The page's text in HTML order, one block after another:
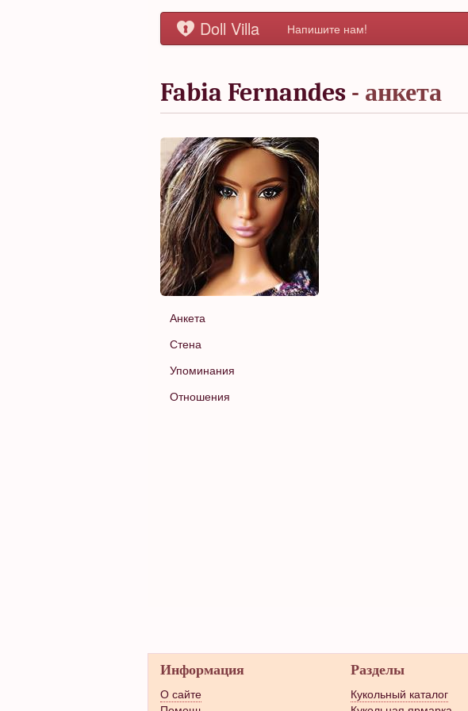
Doll Villa Напишите нам!
Fabia Fernandes - анкета
Анкета
Стена
Упоминания
Отношения
Информация
О сайте
Разделы
Кукольный каталог